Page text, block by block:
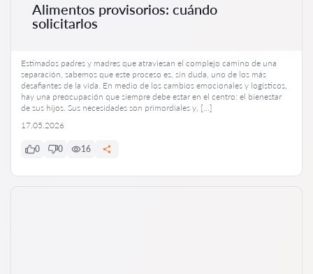
Alimentos provisorios: cuándo
solicitarlos
Estimados padres y madres que atraviesan el complejo camino de una
separación, sabemos que este proceso es, sin duda, uno de los más
desafiantes de la vida. En medio de los cambios emocionales y logísticos,
hay una preocupación que siempre debe estar en el centro: el bienestar
de sus hijos. Sus necesidades son primordiales y, […]
17.05.2026
0 0 16